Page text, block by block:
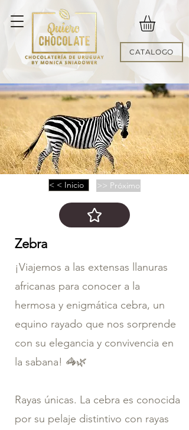
CATALOGO
< < Inicio >> Próximo
Zebra
¡Viajemos a las extensas llanuras
africanas para conocer a la
hermosa y enigmática cebra, un
equino rayado que nos sorprende
con su elegancia y convivencia en
la sabana! 🦓🌿
Rayas únicas. La cebra es conocida
por su pelaje distintivo con rayas